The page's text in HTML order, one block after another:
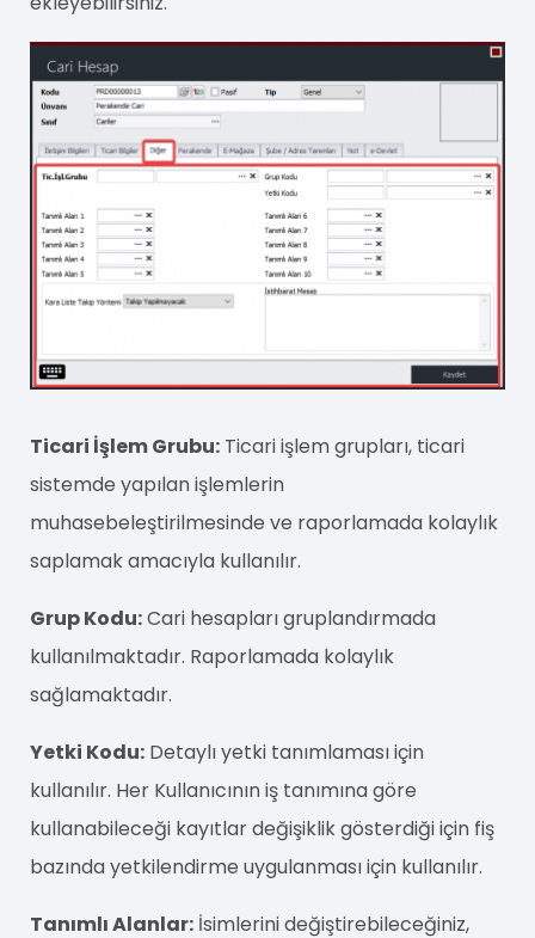
Ticari İşlem Grubu: Ticari işlem grupları, ticari
sistemde yapılan işlemlerin
muhasebeleştirilmesinde ve raporlamada kolaylık
saplamak amacıyla kullanılır.
Grup Kodu:Cari hesapları gruplandırmada
kullanılmaktadır. Raporlamada kolaylık
sağlamaktadır.
Yetki Kodu: Detaylı yetki tanımlaması için
kullanılır. Her Kullanıcının iş tanımına göre
kullanabileceği kayıtlar değişiklik gösterdiği için fiş
bazında yetkilendirme uygulanması için kullanılır.
Tanımlı Alanlar: İsimlerini değiştirebileceğiniz,